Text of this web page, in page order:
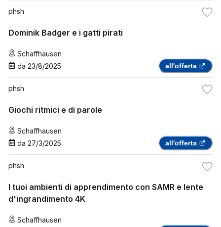
phsh
Dominik Badger e i gatti pirati
Schaffhausen
da 23/8/2025 all'offerta
phsh
Giochi ritmici e di parole
Schaffhausen
da 27/3/2025 all'offerta
phsh
I tuoi ambienti di apprendimento con SAMR e lente
d'ingrandimento 4K
Schaffhausen